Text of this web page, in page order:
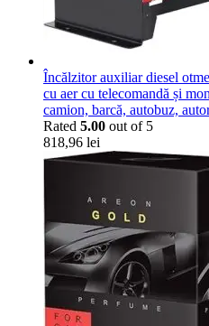
Încălzitor auxiliar diesel
cu aer cu telecomandă și
camion, barcă, autobuz,
Rated 5.00 out of 5
818,96 lei